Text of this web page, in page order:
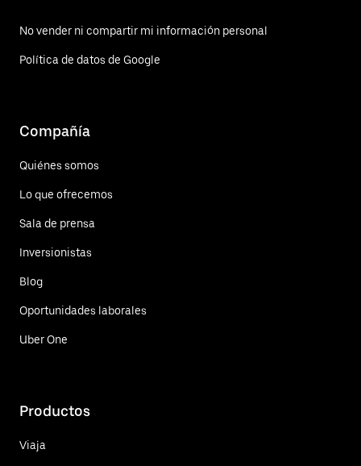
No vender ni compartir mi información personal
Política de datos de Google
Compañía
Quiénes somos
Lo que ofrecemos
Sala de prensa
Inversionistas
Blog
Oportunidades laborales
Uber One
Productos
Viaja